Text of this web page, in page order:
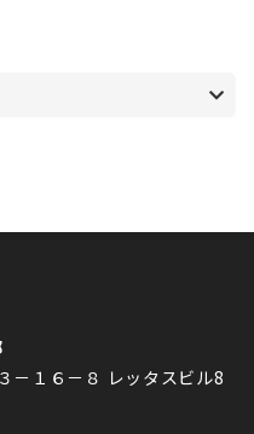
１６－８ レッタスビル8